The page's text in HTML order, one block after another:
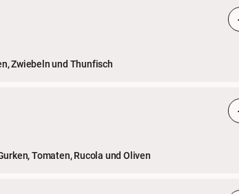
Zwiebeln und Thunfisch
Tomaten, Rucola und Oliven